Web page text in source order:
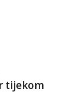
tijekom